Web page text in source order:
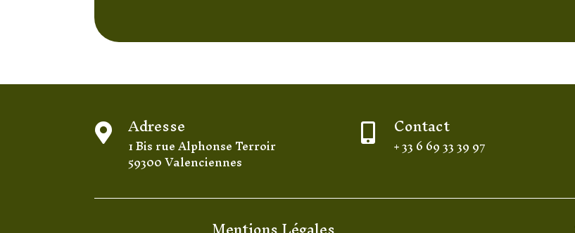
 Adresse
1 Bis rue Alphonse Terroir
59300 Valenciennes
 Contact
+ 33 6 69 33 39 97